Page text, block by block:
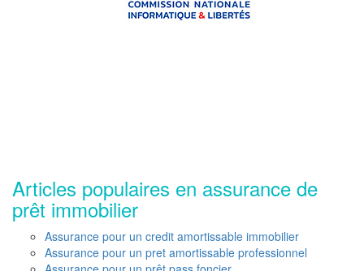
Articles populaires en assurance de
prêt immobilier
Assurance pour un credit amortissable immobilier
Assurance pour un pret amortissable professionnel